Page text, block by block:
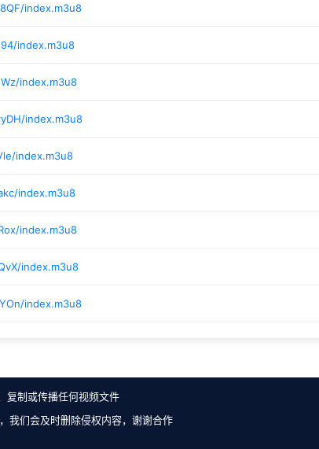
index.m3u8
index.m3u8
index.m3u8
index.m3u8
index.m3u8
index.m3u8
index.m3u8
index.m3u8
index.m3u8
复制或传播任何视频文件
我们会及时删除侵权内容，谢谢合作